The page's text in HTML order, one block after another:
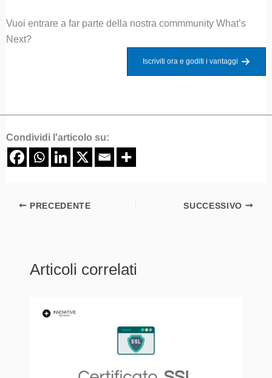
Vuoi entrare a far parte della nostra commmunity What’s
Next?
Iscriviti ora e goditi i vantaggi
Condividi l'articolo su:
PRECEDENTE SUCCESSIVO
Articoli correlati